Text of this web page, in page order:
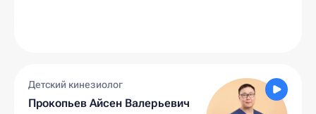
Детский кинезиолог
Прокопьев Айсен Валерьевич